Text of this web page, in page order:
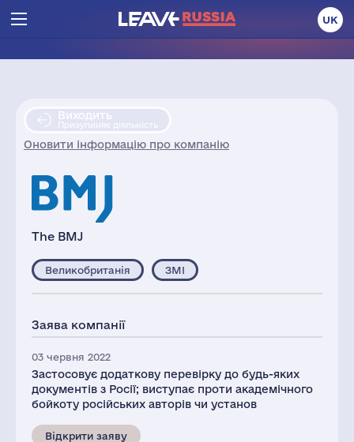
UK
Виходить
Призупиняє діяльність
Оновити інформацію про компанію
The BMJ
Великобританія ЗМІ
Заява компанії
03 червня 2022
Застосовує додаткову перевірку до будь-яких
документів з Росії; виступає проти академічного
бойкоту російських авторів чи установ
Відкрити заяву